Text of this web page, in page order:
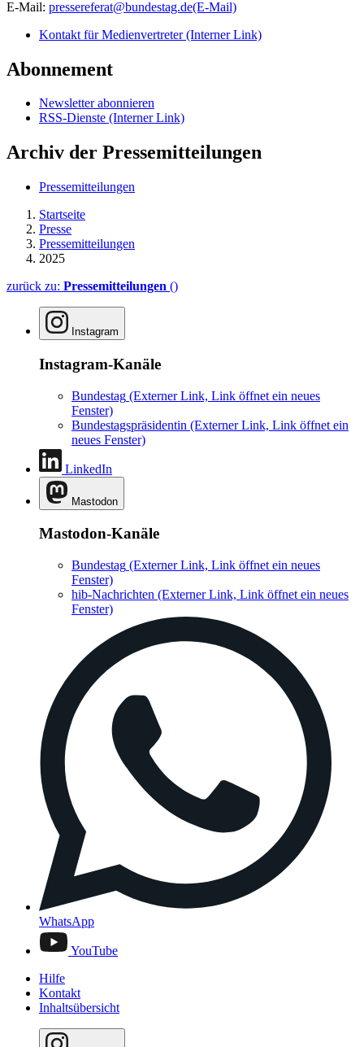
E-Mail: pressereferat@bundestag.de(E-Mail)
Kontakt für Medienvertreter(Interner Link)
Abonnement
Newsletter abonnieren
RSS-Dienste (Interner Link)
Archiv der Pressemitteilungen
Pressemitteilungen
Startseite
Presse
Pressemitteilungen
2025
zurück zu: Pressemitteilungen ()
Instagram
Instagram-Kanäle
Bundestag (Externer Link, Link öffnet ein neues
Fenster)
Bundestagspräsidentin (Externer Link, Link öffnet ein
neues Fenster)
LinkedIn
Mastodon
Mastodon-Kanäle
Bundestag (Externer Link, Link öffnet ein neues
Fenster)
hib-Nachrichten (Externer Link, Link öffnet ein neues
Fenster)
WhatsApp
YouTube
Hilfe
Kontakt
Inhaltsübersicht